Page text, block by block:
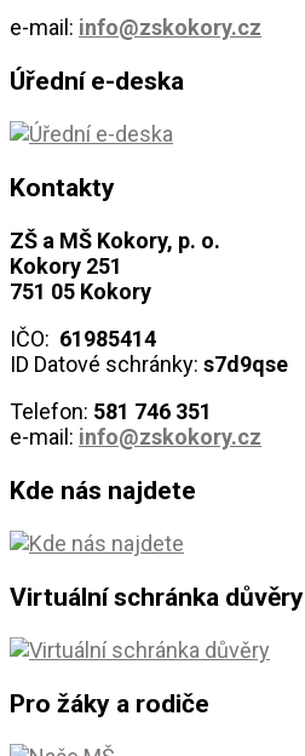
e-mail: info@zskokory.cz
Úřední e-deska
Kontakty
ZŠ a MŠ Kokory, p. o.
Kokory 251
751 05 Kokory
IČO: 61985414
ID Datové schránky: s7d9qse
Telefon: 581 746 351
e-mail: info@zskokory.cz
Kde nás najdete
Virtuální schránka důvěry
Pro žáky a rodiče